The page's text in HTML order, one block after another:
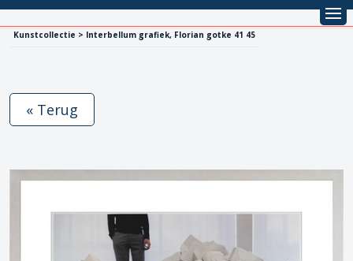
Kunstcollectie > Interbellum grafiek, Florian gotke 41 45
« Terug